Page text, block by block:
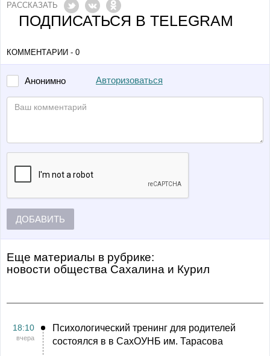
РАССКАЗАТЬ
ПОДПИСАТЬСЯ В TELEGRAM
КОММЕНТАРИИ - 0
Анонимно Авторизоваться
ДОБАВИТЬ
Еще материалы в рубрике:
Новости общества Сахалина и Курил
18:10
вчера
Психологический тренинг для родителей
состоялся в в СахОУНБ им. Тарасова